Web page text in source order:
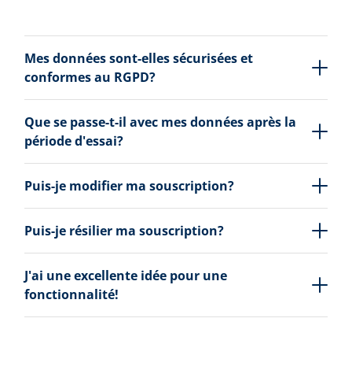
Mes données sont-elles sécurisées et
conformes au RGPD?
Que se passe-t-il avec mes données après la
période d'essai?
Puis-je modifier ma souscription?
Puis-je résilier ma souscription?
J'ai une excellente idée pour une
fonctionnalité!